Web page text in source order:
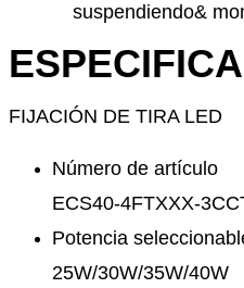
suspendiendo&
FIJACIÓN DE TIRA LED
Número de artículo
ECS40-4FTXXX-
Potencia
25W/30W/35W/40W